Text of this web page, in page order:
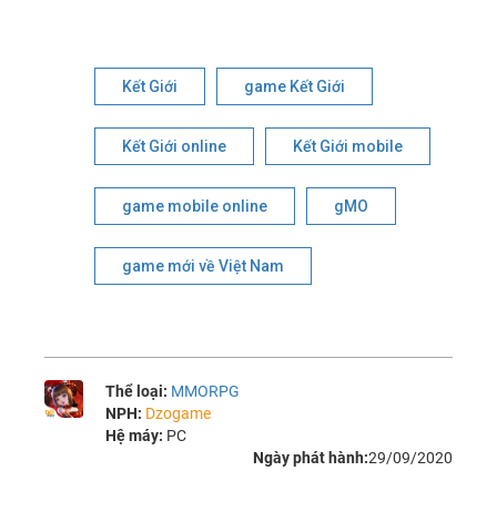
Kết Giới game Kết Giới
Kết Giới online Kết Giới mobile
game mobile online gMO
game mới về Việt Nam
Thể loại: MMORPG
NPH: Dzogame
Hệ máy: PC
Ngày phát hành:29/09/2020